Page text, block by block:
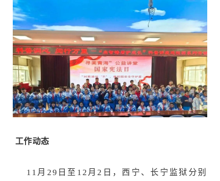
工作动态
11月29日至12月2日，西宁、长宁监狱分别